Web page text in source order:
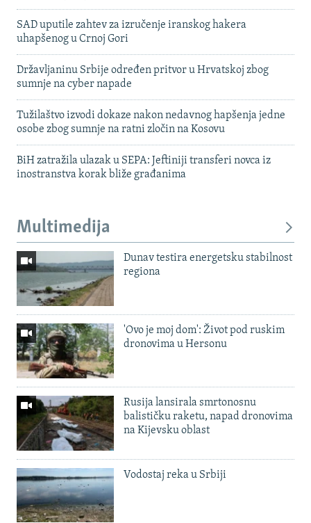
SAD uputile zahtev za izručenje iranskog hakera
uhapšenog u Crnoj Gori
Državljaninu Srbije određen pritvor u Hrvatskoj zbog
sumnje na cyber napade
Tužilaštvo izvodi dokaze nakon nedavnog hapšenja jedne
osobe zbog sumnje na ratni zločin na Kosovu
BiH zatražila ulazak u SEPA: Jeftiniji transferi novca iz
inostranstva korak bliže građanima
Multimedija
Dunav testira energetsku stabilnost
regiona
'Ovo je moj dom': Život pod ruskim
dronovima u Hersonu
Rusija lansirala smrtonosnu
balističku raketu, napad dronovima
na Kijevsku oblast
Vodostaj reka u Srbiji